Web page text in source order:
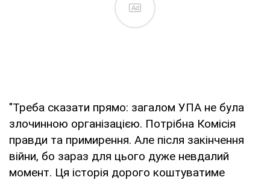
Ad
"Треба сказати прямо: загалом УПА не була
злочинною організацією. Потрібна Комісія
правди та примирення. Але після закінчення
війни, бо зараз для цього дуже невдалий
момент. Ця історія дорого коштуватиме